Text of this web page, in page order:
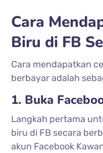
Cara
Biru di FB
Cara mendapatkan
berbayar adalah
1. Buka
Langkah pertama
biru di FB secara
akun Facebook